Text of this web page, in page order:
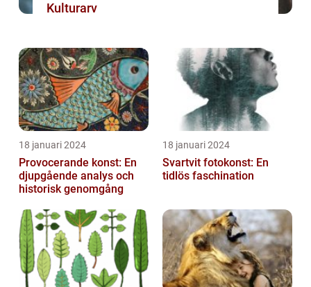
Kulturarv
18 januari 2024
Provocerande konst: En
djupgående analys och
historisk genomgång
18 januari 2024
Svartvit fotokonst: En
tidlös faschination